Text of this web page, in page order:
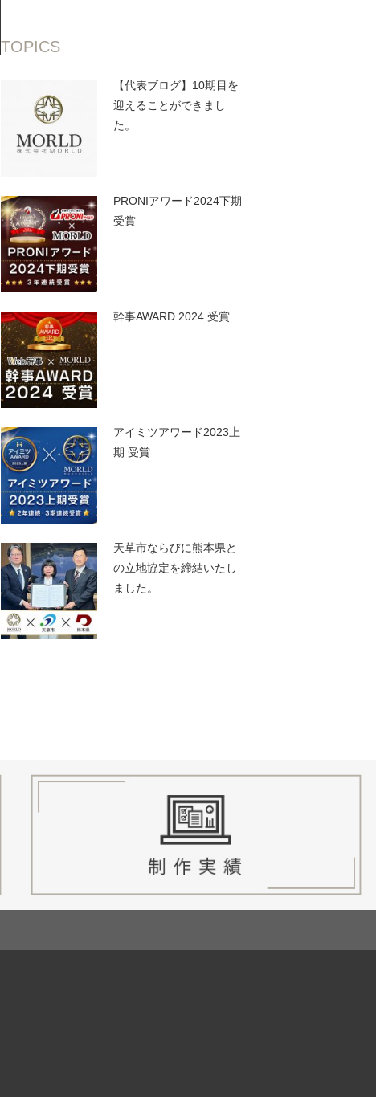
TOPICS
【代表ブログ】10期目を
迎えることができまし
た。
PRONIアワード2024下期
受賞
幹事AWARD 2024 受賞
アイミツアワード2023上
期 受賞
天草市ならびに熊本県と
の立地協定を締結いたし
ました。